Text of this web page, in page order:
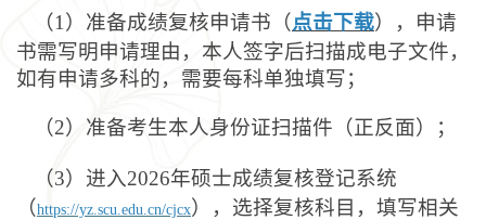
（1）准备成绩复核申请书（点击下载），申请
书需写明申请理由，本人签字后扫描成电子文件，
如有申请多科的，需要每科单独填写；
（2）准备考生本人身份证扫描件（正反面）；
（3）进入2026年硕士成绩复核登记系统
（https://yz.scu.edu.cn/cjcx），选择复核科目，填写相关